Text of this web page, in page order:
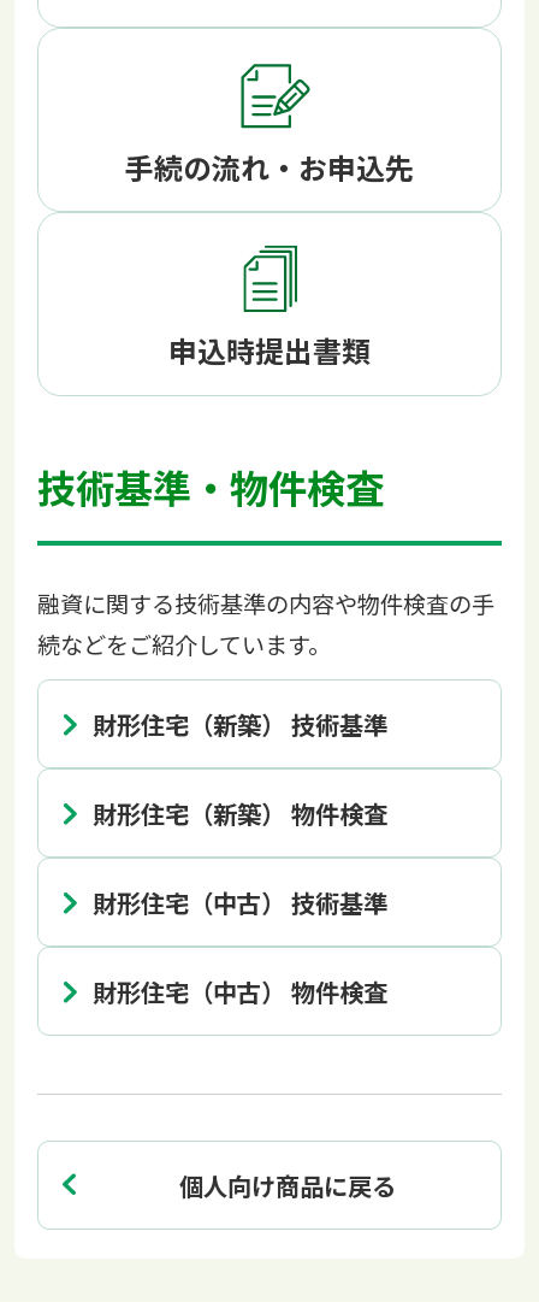
手続の流れ・お申込先
申込時提出書類
技術基準・物件検査
融資に関する技術基準の内容や物件検査の手
続などをご紹介しています。
財形住宅（新築） 技術基準
財形住宅（新築） 物件検査
財形住宅（中古） 技術基準
財形住宅（中古） 物件検査
個人向け商品に戻る